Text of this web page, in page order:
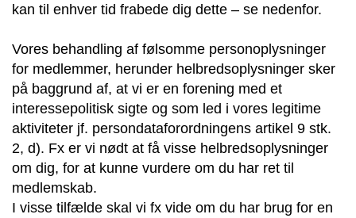
kan til enhver tid frabede dig dette – se nedenfor.
Vores behandling af følsomme personoplysninger
for medlemmer, herunder helbredsoplysninger sker
på baggrund af, at vi er en forening med et
interessepolitisk sigte og som led i vores legitime
aktiviteter jf. persondataforordningens artikel 9 stk.
2, d). Fx er vi nødt at få visse helbredsoplysninger
om dig, for at kunne vurdere om du har ret til
medlemskab.
I visse tilfælde skal vi fx vide om du har brug for en